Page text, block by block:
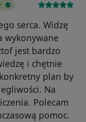
serca. Widzę
wykonywane
jest bardzo
i chętnie
plan by
Na
Polecam
pomoc.